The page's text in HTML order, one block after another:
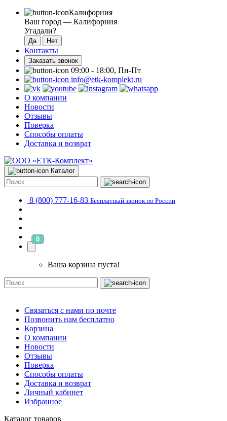
Калифорния
Ваш город — Калифорния
Угадали?
Контакты
Заказать звонок
09:00 - 18:00, Пн-Пт
info@etk-komplekt.ru
О компании
Новости
Отзывы
Поверка
Способы оплаты
Доставка и возврат
Каталог
8 (800) 777-16-83 Бесплатный звонок по России
0
Ваша корзина пуста!
Связаться с нами по почте
Позвонить нам бесплатно
Корзина
О компании
Новости
Отзывы
Поверка
Способы оплаты
Доставка и возврат
Личный кабинет
Избранное
Каталог товаров